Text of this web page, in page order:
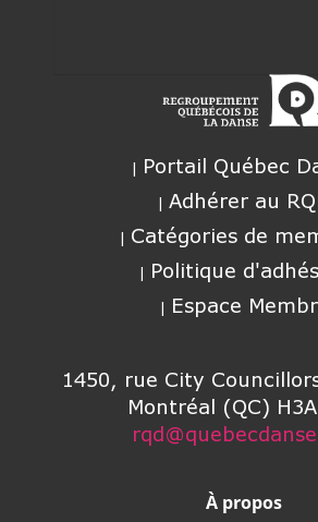
Portail Québec
Adhérer au
Catégories de
Politique
Espace
1450, rue City
Montréal (QC)
À propos